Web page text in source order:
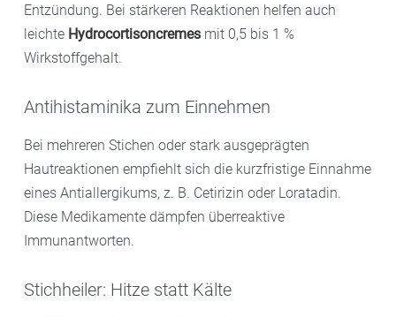
Entzündung. Bei stärkeren Reaktionen helfen auch
leichte Hydrocortisoncremes mit 0,5 bis 1 %
Wirkstoffgehalt.
Antihistaminika zum Einnehmen
Bei mehreren Stichen oder stark ausgeprägten
Hautreaktionen empfiehlt sich die kurzfristige Einnahme
eines Antiallergikums, z. B. Cetirizin oder Loratadin.
Diese Medikamente dämpfen überreaktive
Immunantworten.
Stichheiler: Hitze statt Kälte